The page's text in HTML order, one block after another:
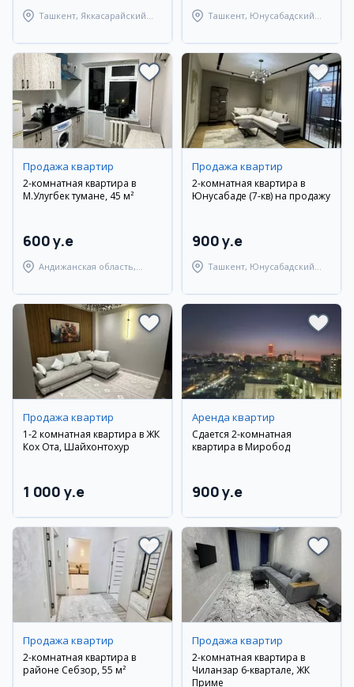
Ташкент, Яккасарайский
Ташкент, Юнусабадский
Продажа квартир
2-комнатная квартира в
М.Улугбек тумане, 45 м²
600 y.e
Андижанская область,
Продажа квартир
2-комнатная квартира в
Юнусабаде (7-кв) на продажу
900 y.e
Ташкент, Юнусабадский
Продажа квартир
1-2 комнатная квартира в ЖК
Кох Ота, Шайхонтохур
1 000 y.e
Аренда квартир
Сдается 2-комнатная
квартира в Миробод
900 y.e
Продажа квартир
2-комнатная квартира в
районе Себзор, 55 м²
Продажа квартир
2-комнатная квартира в
Чиланзар 6-квартале, ЖК
Приме